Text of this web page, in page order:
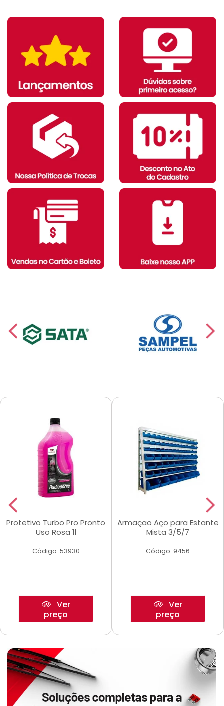
Protetivo Turbo Pro Pronto
Uso Rosa 1l
Código: 53930
Ver
preço
Armaçao Aço para Estante
Mista 3/5/7
Código: 9456
Ver
preço